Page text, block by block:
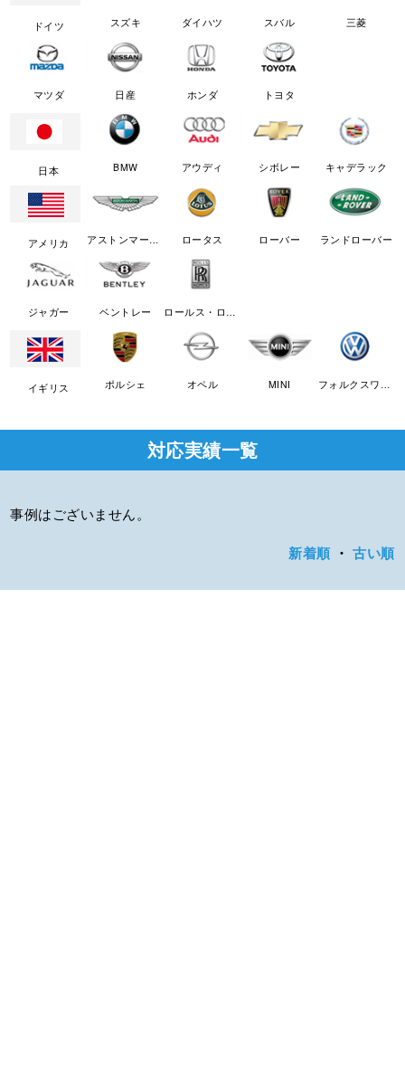
ドイツ スズキ ダイハツ スバル 三菱
マツダ 日産 ホンダ トヨタ
日本 BMW アウディ シボレー キャデラック
アメリカ アストンマーチン ロータス ローバー ランドローバー
ジャガー ベントレー ロールス・ロイス
イギリス ポルシェ オペル MINI フォルクスワーゲン
対応実績一覧
事例はございません。
新着順 ・古い順